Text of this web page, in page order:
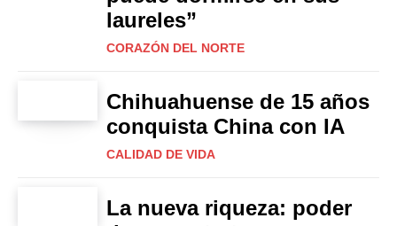
laureles”
CORAZÓN DEL NORTE
Chihuahuense de 15 años
conquista China con IA
CALIDAD DE VIDA
La nueva riqueza: poder